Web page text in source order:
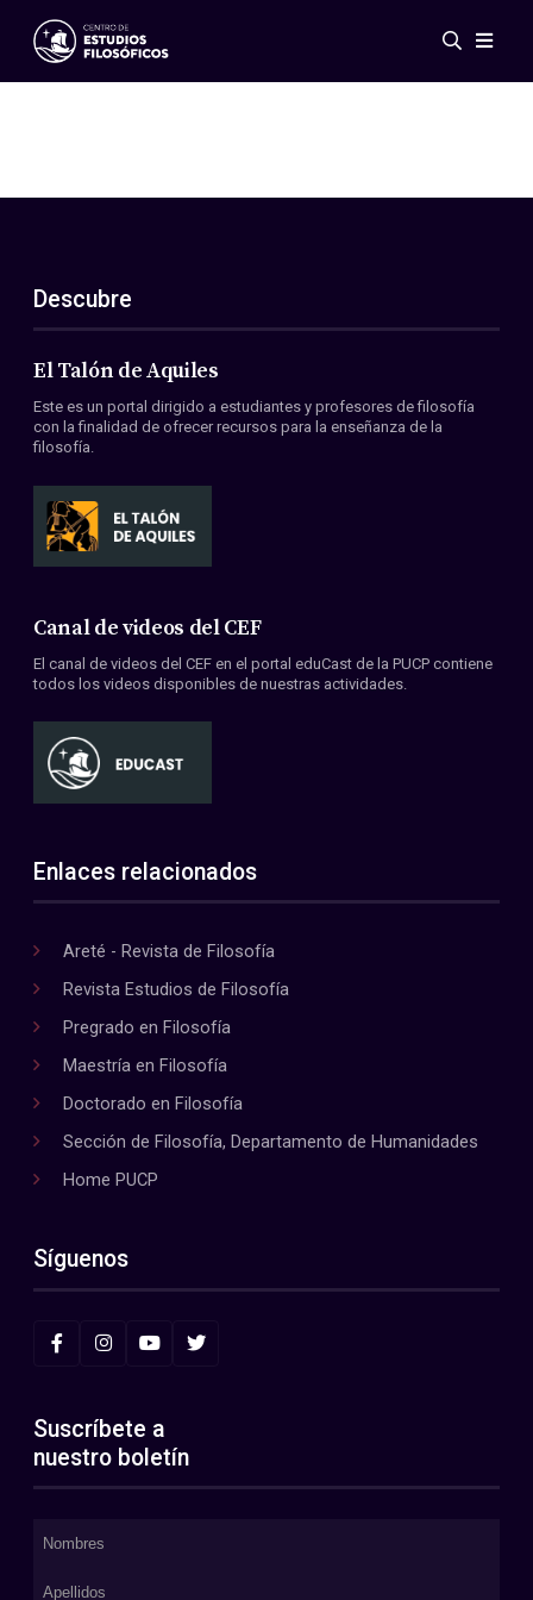
Eventos
ES
EN
Acerca de nosotros
Miembros
Convenios
Descubre
El Talón de Aquiles
Este es un portal dirigido a estudiantes y profesores de filosofía
con la finalidad de ofrecer recursos para la enseñanza de la
filosofía.
Canal de videos del CEF
El canal de videos del CEF en el portal eduCast de la PUCP contiene
todos los videos disponibles de nuestras actividades.
Enlaces relacionados
Areté - Revista de Filosofía
Revista Estudios de Filosofía
Pregrado en Filosofía
Maestría en Filosofía
Doctorado en Filosofía
Sección de Filosofía, Departamento de Humanidades
Home PUCP
Síguenos
Suscríbete a
nuestro boletín